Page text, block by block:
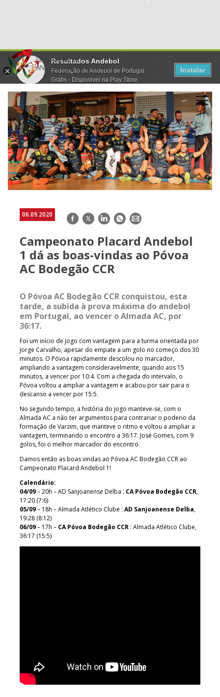
Resultados Andebol
Federação de Andebol de Portugal
Grátis - Disponivel na Play Store
Instalar
06.09.2020 Facebook
TwitterLinkedInWhatsApp
E-
Campeonato Placard Andebol
1 dá as boas-vindas ao Póvoa
AC Bodegão CCR
O Póvoa AC Bodegão CCR conquistou, esta
tarde, a subida à prova máxima do andebol
em Portugal, ao vencer o Almada AC, por
36:17.
Foi um início de jogo com vantagem para a turma orientada por
Jorge Carvalho, apesar do empate a um golo no começo dos 30
minutos. O Póvoa rapidamente descolou no marcador,
ampliando a vantagem consideravelmente, quando aos 15
minutos, a vencer por 10:4. Com a chegada do intervalo, o
Póvoa voltou a ampliar a vantagem e acabou por sair para o
descanso a vencer por 15:5.
No segundo tempo, a história do jogo manteve-se, com o
Almada AC a não ter argumentos para contrariar o poderio da
formação de Varzim, que manteve o ritmo e voltou a ampliar a
vantagem, terminando o encontro a 36:17. José Gomes, com 9
golos, foi o melhor marcador do encontro.
Damos então as boas vindas ao Póvoa AC Bodegão CCR ao
Campeonato Placard Andebol 1!
Calendário:
04/09– 20h – AD Sanjoanense Delba : CA Póvoa Bodegão CCR,
17:20 (7:6)
05/09– 18h – Almada Atlético Clube : AD Sanjoanense Delba,
19:28 (8:12)
06/09– 17h – CA Póvoa Bodegão CCR : Almada Atlético Clube,
36:17 (15:5)